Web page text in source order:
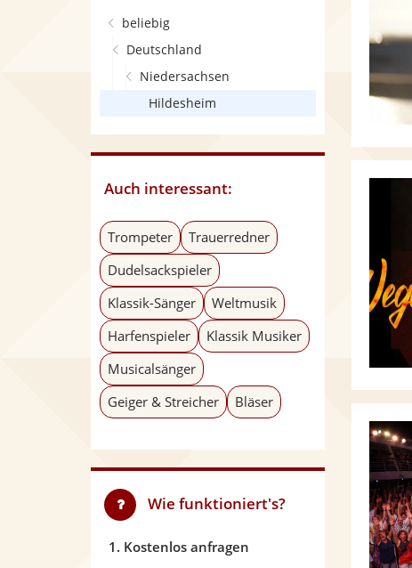
beliebig
Deutschland
Niedersachsen
Hildesheim
Auch interessant:
Trompeter
Trauerredner
Dudelsackspieler
Klassik-Sänger
Weltmusik
Harfenspieler
Klassik Musiker
Musicalsänger
Geiger & Streicher
Bläser
Wie funktioniert's?
1. Kostenlos anfragen